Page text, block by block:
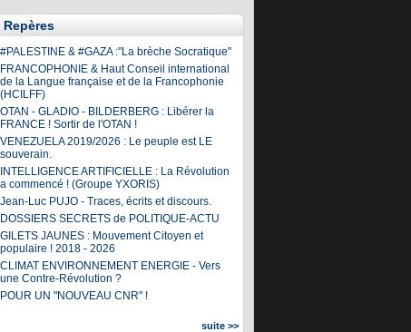
Repères
#PALESTINE & #GAZA :"La brèche Socratique"
FRANCOPHONIE & Haut Conseil international
de la Langue française et de la Francophonie
(HCILFF)
OTAN - GLADIO - BILDERBERG : Libérer la
FRANCE ! Sortir de l'OTAN !
VENEZUELA 2019/2026 : Le peuple est LE
souverain.
INTELLIGENCE ARTIFICIELLE : La Révolution
a commencé ! (Groupe YXORIS)
Jean-Luc PUJO - Traces, écrits et discours.
DOSSIERS SECRETS de POLITIQUE-ACTU
GILETS JAUNES : Mouvement Citoyen et
populaire ! 2018 - 2026
CLIMAT ENVIRONNEMENT ENERGIE - Vers
une Contre-Révolution ?
POUR UN "NOUVEAU CNR" !
suite >>